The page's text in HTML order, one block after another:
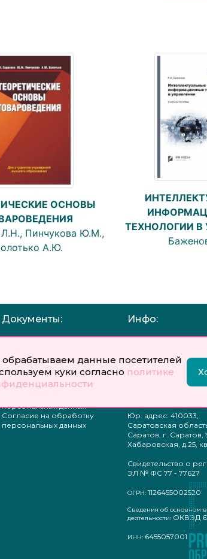
данные посетителей
куки согласно политике
ОСНОВЫ
Л.Н., Пинчукова Ю.М.,
А.Ю.
ТЕХНОЛОГИИ В
Документы:
Отзыв согласия на обработку
Пользовательское
соглашение
Политика
конфиденциальности
персональных данных
Согласие на обработку
персональных данных
Инфо:
Учредитель:
ответственностью
«Профобразование»
Главный редактор:
Юр. адрес: 410033,
Саратовская
Саратов, г. Саратов,
Хабаровская, д.25, кв
Свидетельство о
ЭЛ № ФС 77 - 77627
ОГРН: 1126455002520
Сведения об основном
деятельности: ОКВЭД
ИНН: 6455057001